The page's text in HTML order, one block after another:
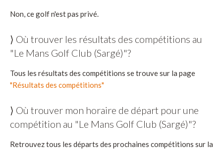
Non, ce golf n'est pas privé.
⟩ Où trouver les résultats des compétitions au
"Le Mans Golf Club (Sargé)"?
Tous les résultats des compétitions se trouve sur la page
"Résultats des compétitions"
⟩ Où trouver mon horaire de départ pour une
compétition au "Le Mans Golf Club (Sargé)"?
Retrouvez tous les départs des prochaines compétitions sur la